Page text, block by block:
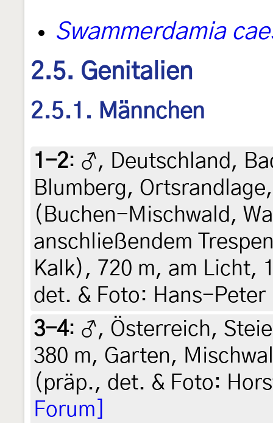
Swammerdamia
2.5. Genitalien
2.5.1. Männchen
1-2: ♂, Deutschland,
Blumberg,
(Buchen-Mischwald,
anschließendem
Kalk), 720 m, am Licht,
det. & Foto: Hans-Peter
3-4: ♂, Österreich,
380 m, Garten,
(präp., det. & Foto:
Forum]